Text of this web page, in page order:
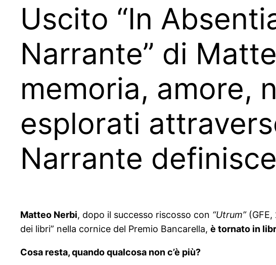
Uscito “In
Narrante” di
memoria, amore,
esplorati
Narrante
Matteo Nerbi, dopo il successo riscosso con “Utrum”(GFE,
dei libri” nella cornice del Premio Bancarella, è tornato in
Cosa resta, quando qualcosa non c’è più?